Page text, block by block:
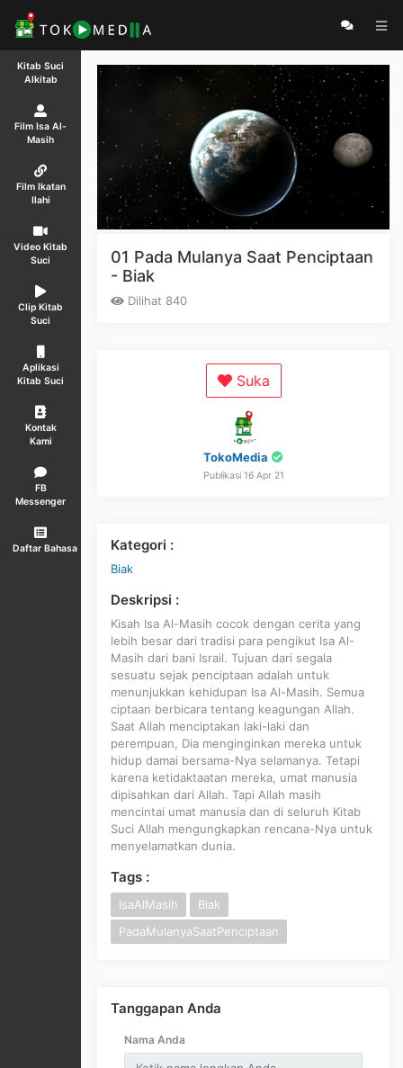
Kitab Suci
Alkitab
Film Isa Al-
Masih
Film Ikatan
Ilahi
Video Kitab
Suci
Clip Kitab
Suci
Aplikasi
Kitab Suci
Kontak
Kami
FB
Messenger
Daftar Bahasa
01 Pada Mulanya Saat Penciptaan
- Biak
Dilihat 840
Suka
TokoMedia
Publikasi 16 Apr 21
Kategori :
Biak
Deskripsi :
Kisah Isa Al-Masih cocok dengan cerita yang
lebih besar dari tradisi para pengikut Isa Al-
Masih dari bani Israil. Tujuan dari segala
sesuatu sejak penciptaan adalah untuk
menunjukkan kehidupan Isa Al-Masih. Semua
ciptaan berbicara tentang keagungan Allah.
Saat Allah menciptakan laki-laki dan
perempuan, Dia menginginkan mereka untuk
hidup damai bersama-Nya selamanya. Tetapi
karena ketidaktaatan mereka, umat manusia
dipisahkan dari Allah. Tapi Allah masih
mencintai umat manusia dan di seluruh Kitab
Suci Allah mengungkapkan rencana-Nya untuk
menyelamatkan dunia.
Tags :
IsaAlMasih
Biak
PadaMulanyaSaatPenciptaan
Tanggapan Anda
Nama Anda